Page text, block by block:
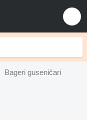
Bageri guseničari